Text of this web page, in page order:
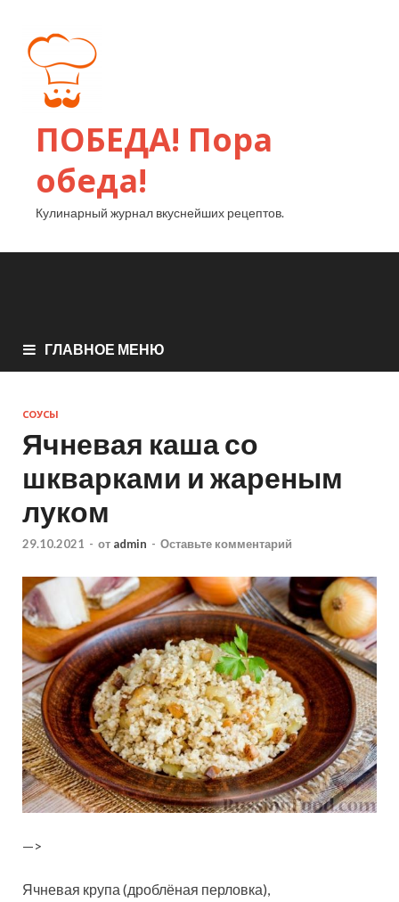
ПОБЕДА! Пора
обеда!
Кулинарный журнал вкуснейших рецептов.
ГЛАВНОЕ МЕНЮ
СОУСЫ
Ячневая каша со
шкварками и жареным
луком
29.10.2021 - от admin - Оставьте комментарий
—>
Ячневая крупа (дроблёная перловка),